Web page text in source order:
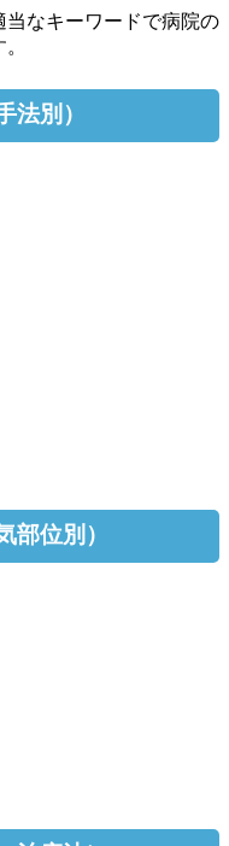
なキーワードで病院の
法別）
部位別）